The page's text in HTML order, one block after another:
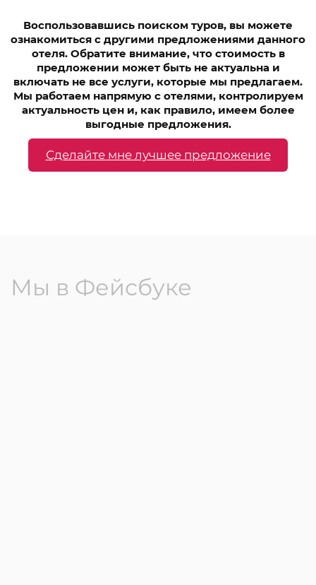
Воспользовавшись поиском туров, вы можете
ознакомиться с другими предложениями данного
отеля. Обратите внимание, что стоимость в
предложении может быть не актуальна и
включать не все услуги, которые мы предлагаем.
Мы работаем напрямую с отелями, контролируем
актуальность цен и, как правило, имеем более
выгодные предложения.
Сделайте мне лучшее предложение
Мы в Фейсбуке